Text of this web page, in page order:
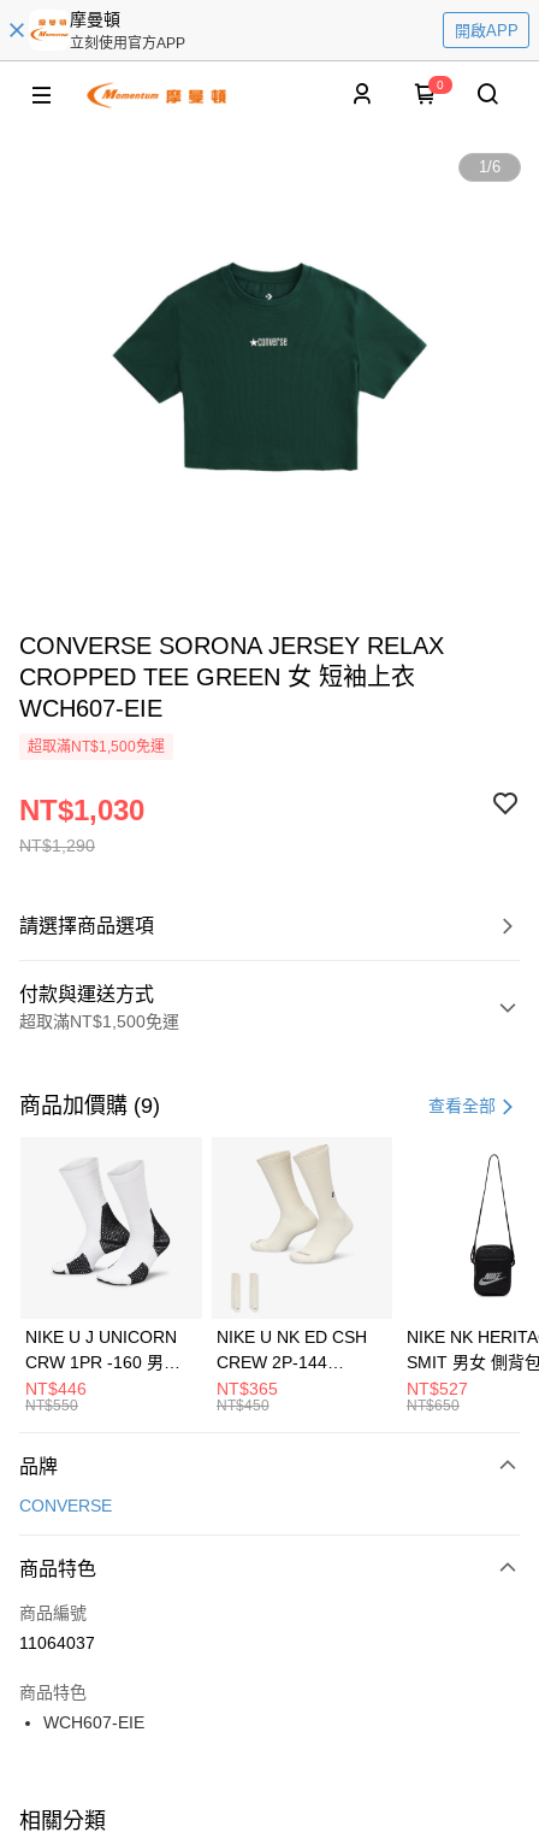
摩曼頓
立刻使用官方APP
開啟APP
0
1/6
CONVERSE SORONA JERSEY RELAX
CROPPED TEE GREEN 女 短袖上衣
WCH607-EIE
超取滿NT$1,500免運
NT$1,290
NT$1,030
請選擇商品選項
付款與運送方式
超取滿NT$1,500免運
信用卡一次付款
3 期 0 利率 每期 21家銀行
合作金庫商業銀行
第一商業銀行
華南商業銀行
彰化商業銀行
上海商業儲蓄銀行
元大商業銀行
台灣樂天信用卡公司
Apple Pay
全盈+PAY
AFTEE先享後付
【關於「AFTEE先享後付」】
便利好安心！
３．安心：先確認商品／服務後，再付款。
【「AFTEE先享後付」結帳流程】
１．於結帳方式選擇「AFTEE先享後付」後，將跳轉至「AFTEE先享後付」
２．訂單成立數日內，您將收到繳費通知簡訊。
３．收到繳費通知簡訊後14天內，點擊此簡訊中的連結，可透過四大超商／
ATM／網路銀行／等多元方式進行付款，方視為交易完成。
※ 交易是否成功請以「AFTEE先享後付 」之結帳頁面顯示為準，若有關於
是否繳費成功／繳費後需取消欲退款等相關疑問，請聯繫「AFTEE先享後付
運送方式
每筆NT$100，滿NT$1,500(含以上)免運費
宅配
每筆NT$100，滿NT$1,500(含以上)免運費
付款後門市自取
每筆NT$100，滿NT$1,500(含以上)免運費
商品加價購 (9) 查看全部
NIKE U J UNICORN
CRW 1PR -160 男女
中統襪 FZ3393100
NT$446
NT$550
NIKE U NK ED CSH
CREW 2P-144
EMBRDY 男女 短統襪
FZ3073133
NT$365
NT$450
NIKE NK
SMIT 男女 側背
BA5871010
NT$527
NT$650
品牌
CONVERSE
商品特色
商品編號
11064037
商品特色
WCH607-EIE
相關分類